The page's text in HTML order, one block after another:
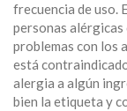
frecuencia de uso.
personas alérgicas
problemas con los
está
alergia a algún
bien la etiqueta y